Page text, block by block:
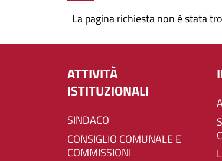
La pagina richiesta non è stata
ATTIVITÀ
ISTITUZIONALI
SINDACO
CONSIGLIO COMUNALE E
COMMISSIONI
SICUREZZA E PROTEZIONE